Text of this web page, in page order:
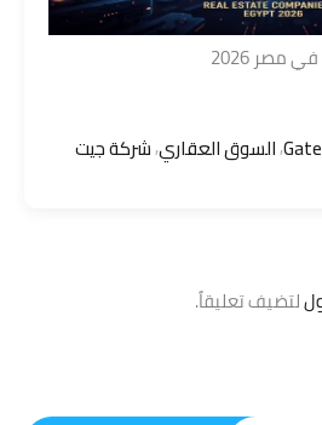
,السوق العقاري,شركة جيت
لتضيف تعليقاً.